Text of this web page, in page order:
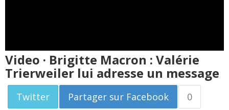
Video · Brigitte Macron : Valérie
Trierweiler lui adresse un message
Twitter Partager sur Facebook 0